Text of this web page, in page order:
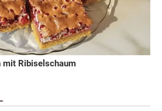
mit Ribiselschaum